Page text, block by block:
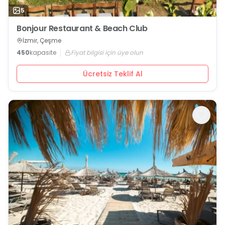
5
Bonjour Restaurant & Beach Club
İzmir, Çeşme
450kapasite Fiyat bilgisi için üye olun
Ücretsiz Teklif Al